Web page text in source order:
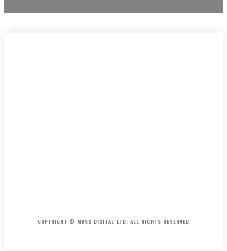
COPYRIGHT © MASS DIGITAL LTD. ALL RIGHTS RESERVED